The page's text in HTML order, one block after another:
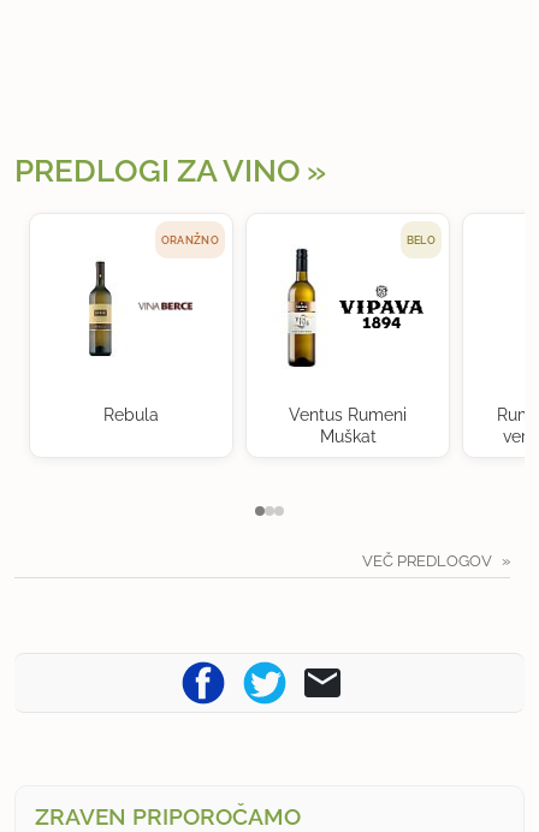
PREDLOGI ZA VINO
ORANŽNO
Rebula
BELO
Ventus Rumeni
Muškat
VEČ PREDLOGOV
ZRAVEN PRIPOROČAMO